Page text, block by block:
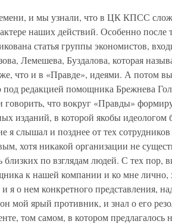
и мы узнали, что в ЦК КПСС
наших действий. Особенно после
статья группы экономистов,
Лемешева, Буздалова, которая
что и в «Правде», идеями. А потом
редакцией помощника Брежнева
говорить, что вокруг «Правды»
изданий, в которой якобы
я слышал и позднее от тех
хотя никакой организации не
близких по взглядам людей. С тех пор,
к нашей компании и ко мне
и я о нем конкретного представления,
мой ярый противник, и знал о его
том самом, в котором предлагалось